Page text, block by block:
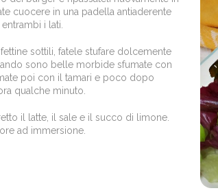
cuocere in una padella antiaderente
i lati.
sottili, fatele stufare dolcemente
sono belle morbide sfumate con
poi con il tamari e poco dopo
qualche minuto.
il latte, il sale e il succo di limone.
ad immersione.